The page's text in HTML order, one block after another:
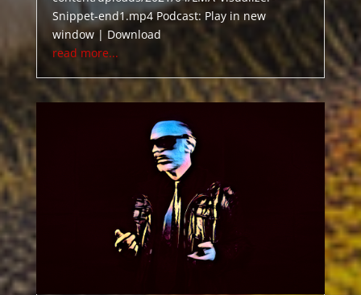
Snippet-end1.mp4 Podcast: Play in new
window | Download
read more...